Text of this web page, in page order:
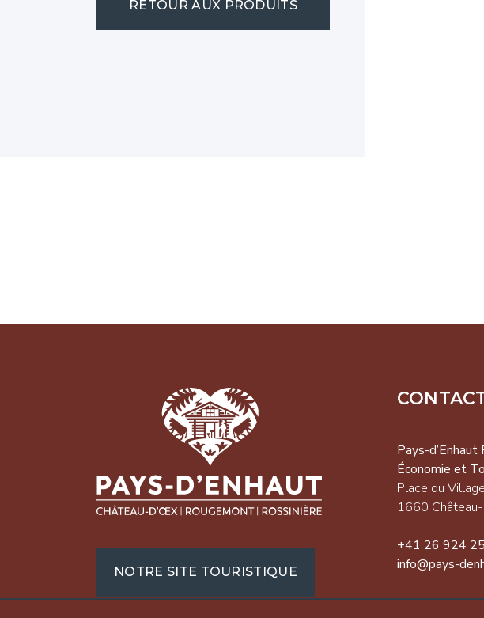
Économie et
Place du Village 6,
+41 26 924 25 25
denhaut.ch
RETOUR AUX PRODUITS
NOTRE SITE TOURISTIQUE
Pays-d’Enhaut
Économie et
Place du
1660
+41 26 924
info@pays-